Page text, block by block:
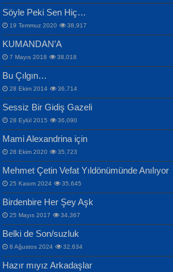
İPEK ACAR SERT
Gazze’nin Şecaati, Ümmetin İmtihanı...
MAHMUT GÜRBÜZ
İbrahim Olmak ve Bitirebilmek...
Mescid-i Aksâ Üstüne Ay!...
Selahattin Yıldız
İdrakimle Üşürken...
Songül Özel
Mahzen...
ERDEM BAYAZIT
Sana, Bana, Vatanıma, Ülkemin
İnsanlarına Dair...
NAZIM HİKMET RAN
Bir Cezaevinde, Tecritteki Adamın
Mektupları...
Söyle Peki Sen Hiç…
19 Temmuz 2020 38,917
KUMANDAN’A
7 Mayıs 2018 38,018
Bu Çılgın…
28 Ekim 2014 36,714
Sessiz Bir Gidiş Gazeli
28 Eylül 2015 36,090
Mami Alexandrina için
28 Ekim 2020 35,723
Mehmet Çetin Vefat Yıldönümünde Anılıyor
25 Kasım 2024 35,645
Birdenbire Her Şey Aşk
25 Mayıs 2017 34,367
Belki de Son/suzluk
8 Ağustos 2024 32,634
Hazır mıyız Arkadaşlar